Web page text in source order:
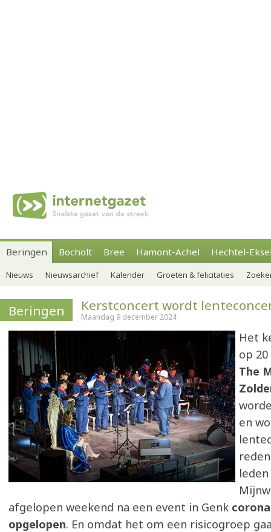
Beringen Bocholt Bree Hamont-Achel Hechtel-
Nieuws Nieuwsarchief Kalender Groeten & felicitaties
Beringen Kerstconcert wordt
Maandag 9 december 2024
Het
op
The
en
afgelopen weekend na een event in Genk
opgelopen. En omdat het om een risicogroep